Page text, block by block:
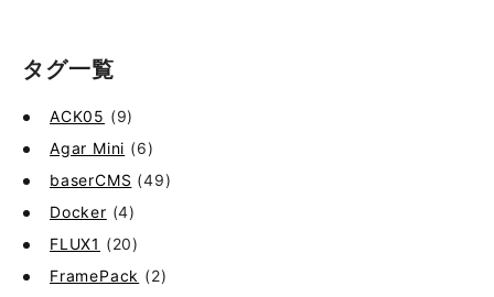
タグ一覧
ACK05 (9)
Agar Mini (6)
baserCMS (49)
Docker (4)
FLUX1 (20)
FramePack (2)